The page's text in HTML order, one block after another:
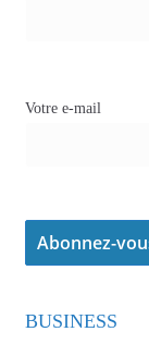
Votre e-mail
BUSINESS